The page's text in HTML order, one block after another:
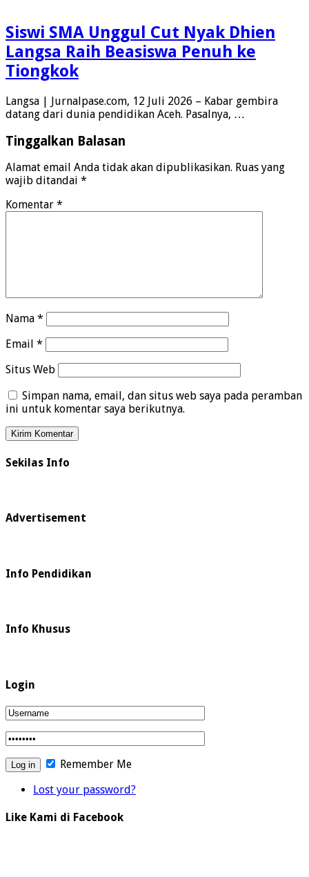
Siswi SMA Unggul Cut Nyak Dhien
Langsa Raih Beasiswa Penuh ke
Tiongkok
Langsa | Jurnalpase.com, 12 Juli 2026 – Kabar gembira
datang dari dunia pendidikan Aceh. Pasalnya, …
Tinggalkan Balasan
Alamat email Anda tidak akan dipublikasikan. Ruas yang
wajib ditandai *
Komentar *
Nama *
Email *
Situs Web
Simpan nama, email, dan situs web saya pada peramban
ini untuk komentar saya berikutnya.
Sekilas Info
Advertisement
Info Pendidikan
Info Khusus
Login
Remember Me
Lost your password?
Like Kami di Facebook